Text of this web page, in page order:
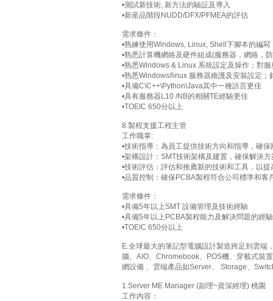
•測試新技術, 新方法的驗証及導入
•新産品階段NUDD/DFX/PFMEA的評估
需求條件：
•熟練使用Windows, Linux, Shell下腳本的編冩
•熟悉計算機網絡及硬件組成(服務器，網絡，
•熟悉Windows & Linux 系統設定及操作；對
•熟悉Windows/linux 服務器維護及安裝設定
•具備C\C++\Python\Java其中一種語言更佳
•具有服務器L10 /NB的相關TE經驗更佳
•TOEIC 650分以上
8.製程支援工程主管
工作職掌:
•技術指導：為員工提供技術方向和指導，確
•架構設計：SMT技術架構及建置，確保解決
•技術評估：評估和推薦新的技術和工具，以
•品質控制：確保PCBA製程符合公司標準和
需求條件：
•具備5年以上SMT 設備管理及技術經驗
•具備5年以上PCBA製程能力及解決問題的經驗
•TOEIC 650分以上
E.全球最大的筆記型電腦設計製造跨足到雲
腦、AIO、Chromebook、POS機、穿載式裝
網設備 、雲端產品如Server、 Storage、
1.Server ME Manager (副理~資深經理) 桃園
工作內容：